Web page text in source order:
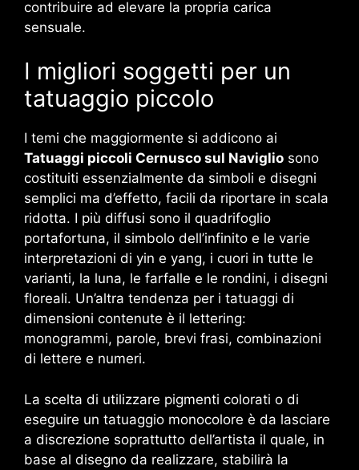
contribuire ad elevare la propria carica
sensuale.
I migliori soggetti per un
tatuaggio piccolo
I temi che maggiormente si addicono ai
Tatuaggi piccoli Cernusco sul Naviglio sono
costituiti essenzialmente da simboli e disegni
semplici ma d’effetto, facili da riportare in scala
ridotta. I più diffusi sono il quadrifoglio
portafortuna, il simbolo dell’infinito e le varie
interpretazioni di yin e yang, i cuori in tutte le
varianti, la luna, le farfalle e le rondini, i disegni
floreali. Un’altra tendenza per i tatuaggi di
dimensioni contenute è il lettering:
monogrammi, parole, brevi frasi, combinazioni
di lettere e numeri.
La scelta di utilizzare pigmenti colorati o di
eseguire un tatuaggio monocolore è da lasciare
a discrezione soprattutto dell’artista il quale, in
base al disegno da realizzare, stabilirà la